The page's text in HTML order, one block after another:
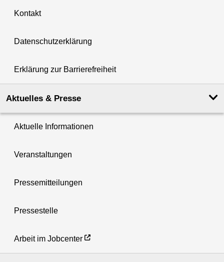
Kontakt
Datenschutzerklärung
Erklärung zur Barrierefreiheit
Aktuelles & Presse
Aktuelle Informationen
Veranstaltungen
Pressemitteilungen
Pressestelle
Arbeit im Jobcenter